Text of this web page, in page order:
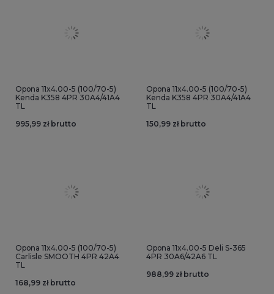
Opona 11x4.00-5 (100/70-5)
Kenda K358 4PR 30A4/41A4
TL
995,99 zł brutto
Opona 11x4.00-5 (100/70-5)
Kenda K358 4PR 30A4/41A4
TL
150,99 zł brutto
Opona 11x4.00-5 (100/70-5)
Carlisle SMOOTH 4PR 42A4
TL
168,99 zł brutto
Opona 11x4.00-5 Deli S-365
4PR 30A6/42A6 TL
988,99 zł brutto